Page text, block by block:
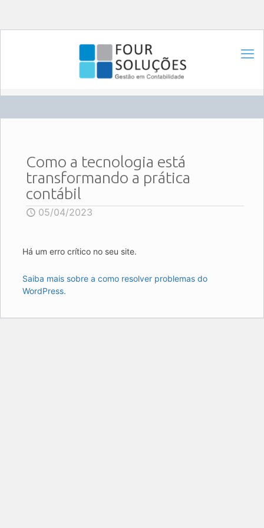
Como a tecnologia está
transformando a prática
contábil
05/04/2023
Há um erro crítico no seu site.
Saiba mais sobre a como resolver problemas do
WordPress.